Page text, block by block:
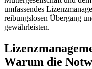
umfassendes
reibungslosen Übergang
gewährleisten.
Warum die